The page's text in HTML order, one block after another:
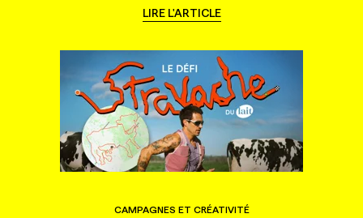
LIRE L'ARTICLE
CAMPAGNES ET CRÉATIVITÉ